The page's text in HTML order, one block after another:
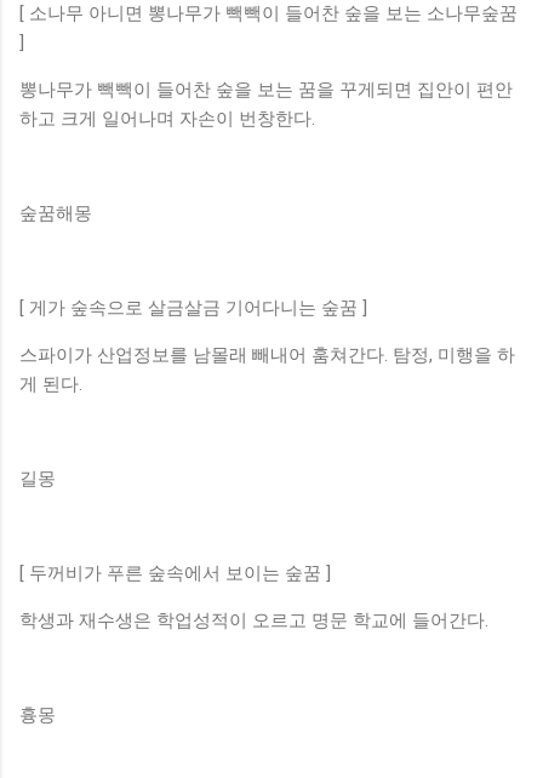
[ 소나무 아니면 뽕나무가 빽빽이 들어찬 숲을 보는 소나무숲꿈
]
뽕나무가 빽빽이 들어찬 숲을 보는 꿈을 꾸게되면 집안이 편안
하고 크게 일어나며 자손이 번창한다.
숲꿈해몽
[ 게가 숲속으로 살금살금 기어다니는 숲꿈 ]
스파이가 산업정보를 남몰래 빼내어 훔쳐간다. 탐정, 미행을 하
게 된다.
길몽
[ 두꺼비가 푸른 숲속에서 보이는 숲꿈 ]
학생과 재수생은 학업성적이 오르고 명문 학교에 들어간다.
흉몽